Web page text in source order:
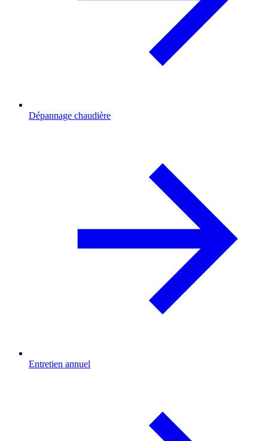
Dépannage chaudière
Entretien annuel